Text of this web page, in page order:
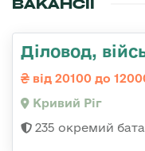
ВАКАНСІЇ
Діловод,
від 20100 до
Кривий Ріг
235 окремий